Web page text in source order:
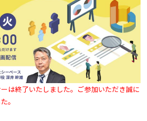
(無料) お見積もり依頼
は終了いたしました。ご参加いただき誠に
。